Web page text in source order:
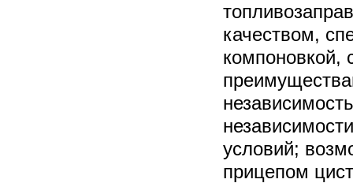
качеством,
компоновкой,
условий;
прицепом